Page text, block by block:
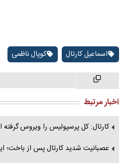
اسماعیل کارتال کوپال ناظمی
اخبار مرتبط
کارتال: کل پرسپولیس را ویروس
عصبانیت شدید کارتال پس از باخت؛